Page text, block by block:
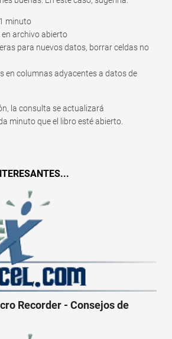
minuto
archivo abierto
para nuevos datos, borrar celdas no
en columnas adyacentes a datos de
la consulta se actualizará
minuto que el libro esté abierto.
Recorder - Consejos de